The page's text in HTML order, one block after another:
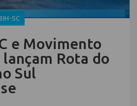
SC
e Movimento
lançam Rota do
Sul